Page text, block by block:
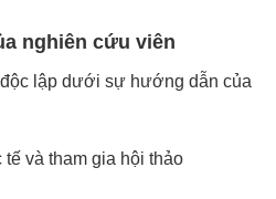
nghiên cứu viên
lập dưới sự hướng dẫn của
và tham gia hội thảo